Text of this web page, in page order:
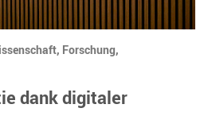
Forschung,
dank digitaler